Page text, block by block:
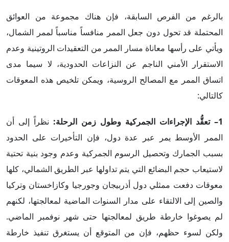
بالرغم من الفرص السابقة، فإن هناك مجموعة من العوائق
المحتملة قد تحول دون جعل الممر منافساً مناسباً لممر الشمال،
ويأتي على رأسها معاناة مسار الممر من التعقيدات الروتينية وعدم
الاستقرار الأمني الناجم عن النزاعات الحدودية، لا سيما مدى
اتساق الممر مع المصالح الروسية، ويمكن تلخيص هذه المعوقات
كالتالي:
1– تعقُّد الإجراءات الجمركية وطول زمن الرحلة:
نظراً إلى أن
الممر الأوسط يمر عبر عدة دول، فإن التأخيرات على الحدود
بسبب الجمارك وتحصيل الرسوم الجمركية وعدم وجود بنية تحتية
لاستيعاب حجم البضائع التي يتم تداولها عبر الطريق الشمالي، كلها
معوقات دفعت ممثلي دول أذربيجان وجورجيا وكازاخستان وتركيا
والصين إلى الالتقاء على مدار السنوات الماضية لمعالجتها، لكنهم
لم يصوغوا خارطة طريق لمعالجتها حتى شهر نوفمبر الماضي.
ولكن لسوء حظهم، فإن من المتوقع أن يستغرق تنفيذ خارطة